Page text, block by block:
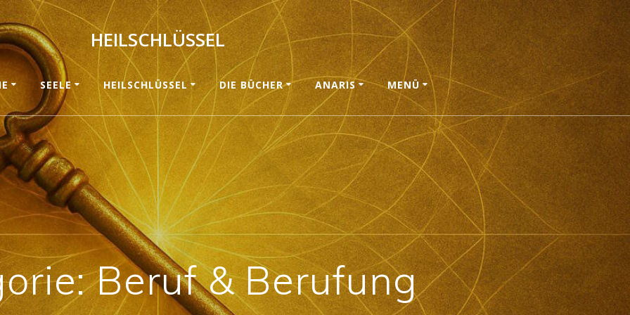
HEILSCHLÜSSEL
SEELE HEILSCHLÜSSEL DIE BÜCHER ANARIS MENÜ
Beruf & Berufung